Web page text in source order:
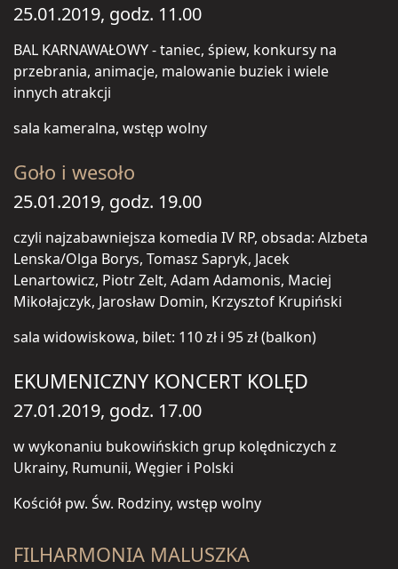
25.01.2019, godz. 11.00
BAL KARNAWAŁOWY - taniec, śpiew, konkursy na
przebrania, animacje, malowanie buziek i wiele
innych atrakcji
sala kameralna, wstęp wolny
Goło i wesoło
25.01.2019, godz. 19.00
czyli najzabawniejsza komedia IV RP, obsada: Alzbeta
Lenska/Olga Borys, Tomasz Sapryk, Jacek
Lenartowicz, Piotr Zelt, Adam Adamonis, Maciej
Mikołajczyk, Jarosław Domin, Krzysztof Krupiński
sala widowiskowa, bilet: 110 zł i 95 zł (balkon)
EKUMENICZNY KONCERT KOLĘD
27.01.2019, godz. 17.00
w wykonaniu bukowińskich grup kolędniczych z
Ukrainy, Rumunii, Węgier i Polski
Kościół pw. Św. Rodziny, wstęp wolny
FILHARMONIA MALUSZKA